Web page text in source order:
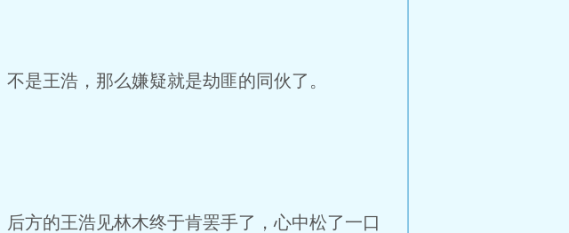
是王浩，那么嫌疑就是劫匪的同伙了。
方的王浩见林木终于肯罢手了，心中松了一口